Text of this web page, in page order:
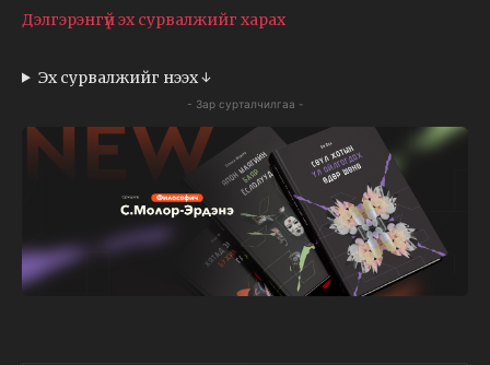
Дэлгэрэнгүй эх сурвалжийг харах
Эх сурвалжийг нээх ↓
- Зар сурталчилгаа -